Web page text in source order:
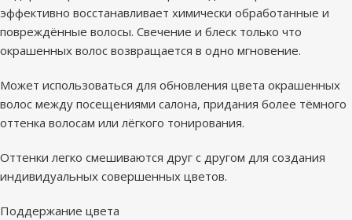
эффективно восстанавливает химически обработанные и
повреждённые волосы. Свечение и блеск только что
окрашенных волос возвращается в одно мгновение.
Может использоваться для обновления цвета окрашенных
волос между посещениями салона, придания более тёмного
оттенка волосам или лёгкого тонирования.
Оттенки легко смешиваются друг с другом для создания
индивидуальных совершенных цветов.
Поддержание цвета